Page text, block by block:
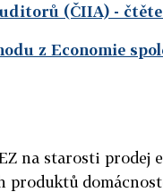
(ČIIA) -
z Economie
na starosti prodej